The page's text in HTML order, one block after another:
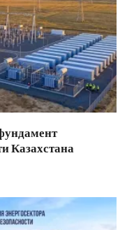
Казахстана